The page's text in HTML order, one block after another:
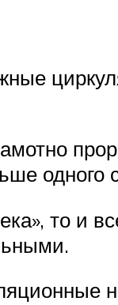
одного
то и